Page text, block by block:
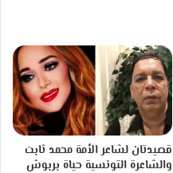
قصيدتان لشاعر الأمة محمد ثابت
والشاعرة التونسية حياة بربوش